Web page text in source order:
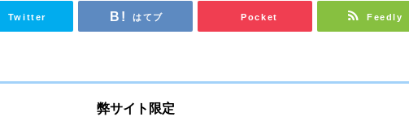
Twitter はてブ Pocket Feedly
弊サイト限定